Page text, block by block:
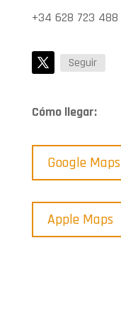
+34 628 723 488
Seguir
Cómo llegar:
Google Maps
Apple Maps